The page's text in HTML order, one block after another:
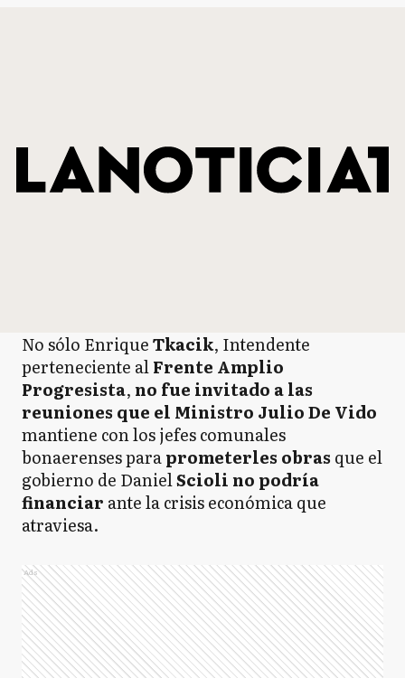
No sólo EnriqueTkacik, Intendente
perteneciente alFrente Amplio
Progresista, no fue invitado a las
reuniones que el Ministro Julio De Vido
mantiene con los jefes comunales
bonaerenses paraprometerles obras que el
gobierno de DanielScioli no podría
financiar ante la crisis económica que
atraviesa.
Ads